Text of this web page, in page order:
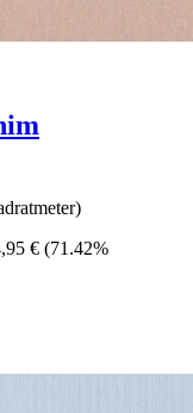
€ (71.42%